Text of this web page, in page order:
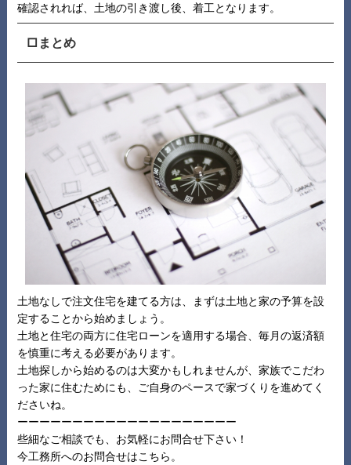
確認されれば、土地の引き渡し後、着工となります。
□まとめ
土地なしで注文住宅を建てる方は、まずは土地と家の予算を設
定することから始めましょう。
土地と住宅の両方に住宅ローンを適用する場合、毎月の返済額
を慎重に考える必要があります。
土地探しから始めるのは大変かもしれませんが、家族でこだわ
った家に住むためにも、ご自身のペースで家づくりを進めてく
ださいね。
ーーーーーーーーーーーーーーーーーーーー
些細なご相談でも、お気軽にお問合せ下さい！
今工務所へのお問合せはこちら。